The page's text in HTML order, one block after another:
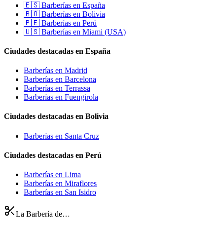
🇪🇸 Barberías en España
🇧🇴 Barberías en Bolivia
🇵🇪 Barberías en Perú
🇺🇸 Barberías en Miami (USA)
Ciudades destacadas en España
Barberías en Madrid
Barberías en Barcelona
Barberías en Terrassa
Barberías en Fuengirola
Ciudades destacadas en Bolivia
Barberías en Santa Cruz
Ciudades destacadas en Perú
Barberías en Lima
Barberías en Miraflores
Barberías en San Isidro
La Barbería de…